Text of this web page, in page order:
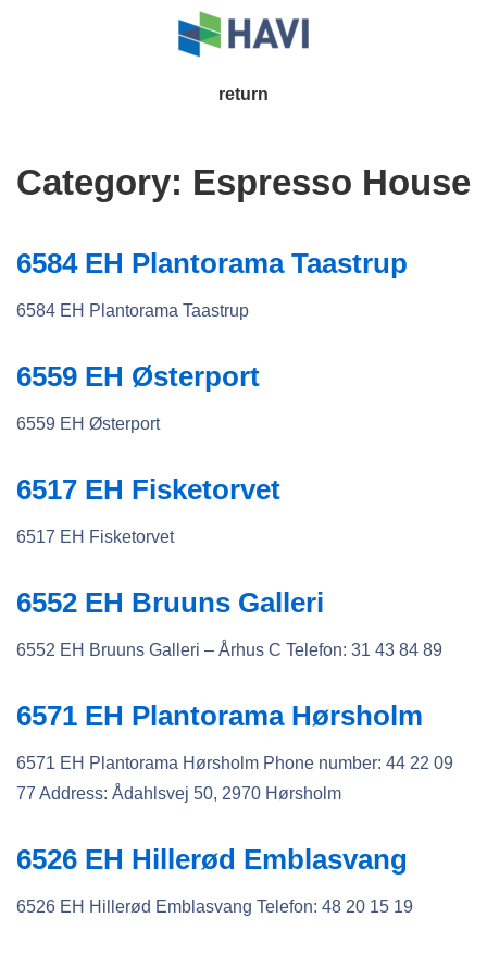
return
Category: Espresso House
6584 EH Plantorama Taastrup
6584 EH Plantorama Taastrup
6559 EH Østerport
6559 EH Østerport
6517 EH Fisketorvet
6517 EH Fisketorvet
6552 EH Bruuns Galleri
6552 EH Bruuns Galleri – Århus C Telefon: 31 43 84 89
6571 EH Plantorama Hørsholm
6571 EH Plantorama Hørsholm Phone number: 44 22 09
77 Address: Ådahlsvej 50, 2970 Hørsholm
6526 EH Hillerød Emblasvang
6526 EH Hillerød Emblasvang Telefon: 48 20 15 19